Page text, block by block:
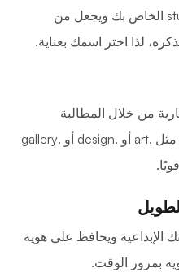
فوضى في نطاق .studio الخاص بك ويجعل من
لذا اختر اسمك بعناية.
من خلال المطالبة
بالامتدادات ذات الصلة مثل .art أو .design أو .gallery
الإبداعية ويحافظ على هوية
بمرور الوقت.